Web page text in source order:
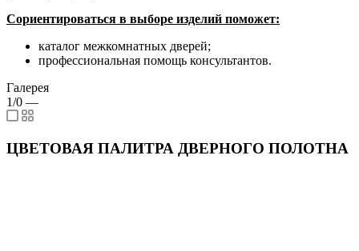
Сориентироваться в выборе изделий поможет:
каталог межкомнатных дверей;
профессиональная помощь консультантов.
Галерея
1/0 —
ЦВЕТОВАЯ ПАЛИТРА ДВЕРНОГО ПОЛОТНА